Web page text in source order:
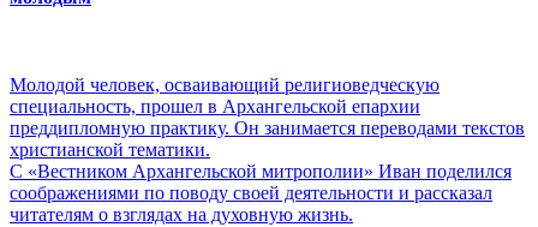
Молодой человек, осваивающий религиоведческую
специальность, прошел в Архангельской епархии
преддипломную практику. Он занимается переводами текстов
христианской тематики.
С «Вестником Архангельской митрополии» Иван поделился
соображениями по поводу своей деятельности и рассказал
читателям о взглядах на духовную жизнь.